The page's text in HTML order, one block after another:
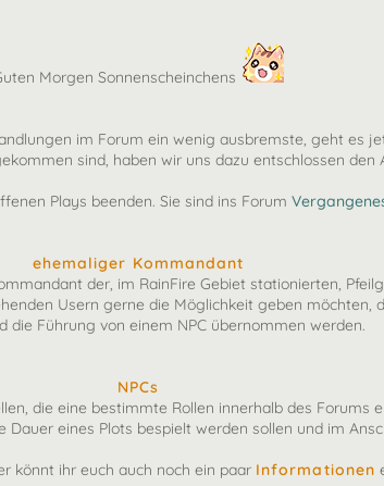
Morgen Sonnenscheinchens
im Forum ein wenig ausbremste, geht es
sind, haben wir uns dazu entschlossen
Plays beenden. Sie sind ins Forum
ehemaliger Kommandant
der, im RainFire Gebiet stationierten,
Usern gerne die Möglichkeit geben möchten,
die Führung von einem NPC übernommen werden.
NPCs
die eine bestimmte Rollen innerhalb des Forums
eines Plots bespielt werden sollen und im
könnt ihr euch auch noch ein paar Informationen